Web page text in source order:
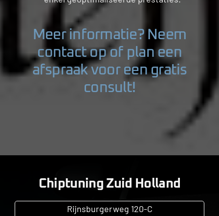
Meer informatie? Neem
contact op of plan een
afspraak voor een gratis
consult!
Chiptuning Zuid Holland
Rijnsburgerweg 120-C